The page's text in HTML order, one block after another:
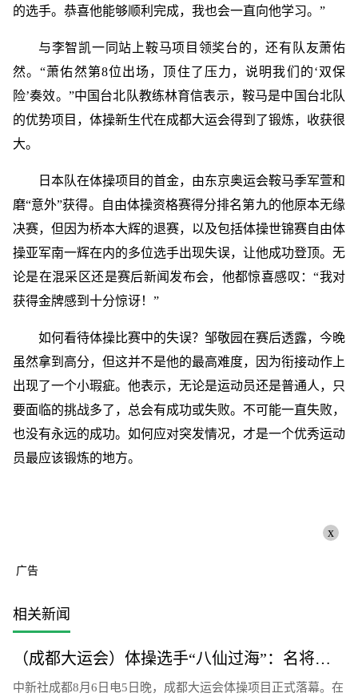
的选手。恭喜他能够顺利完成，我也会一直向他学习。”
与李智凯一同站上鞍马项目领奖台的，还有队友萧佑
然。“萧佑然第8位出场，顶住了压力，说明我们的‘双保
险’奏效。”中国台北队教练林育信表示，鞍马是中国台北队
的优势项目，体操新生代在成都大运会得到了锻炼，收获很
大。
日本队在体操项目的首金，由东京奥运会鞍马季军萱和
磨“意外”获得。自由体操资格赛得分排名第九的他原本无缘
决赛，但因为桥本大辉的退赛，以及包括体操世锦赛自由体
操亚军南一辉在内的多位选手出现失误，让他成功登顶。无
论是在混采区还是赛后新闻发布会，他都惊喜感叹：“我对
获得金牌感到十分惊讶！”
如何看待体操比赛中的失误？邹敬园在赛后透露，今晚
虽然拿到高分，但这并不是他的最高难度，因为衔接动作上
出现了一个小瑕疵。他表示，无论是运动员还是普通人，只
要面临的挑战多了，总会有成功或失败。不可能一直失败，
也没有永远的成功。如何应对突发情况，才是一个优秀运动
员最应该锻炼的地方。
x
广告
相关新闻
（成都大运会）体操选手“八仙过海”：名将惺惺相惜 遗憾收获并存
中新社成都8月6日电5日晚，成都大运会体操项目正式落幕。在